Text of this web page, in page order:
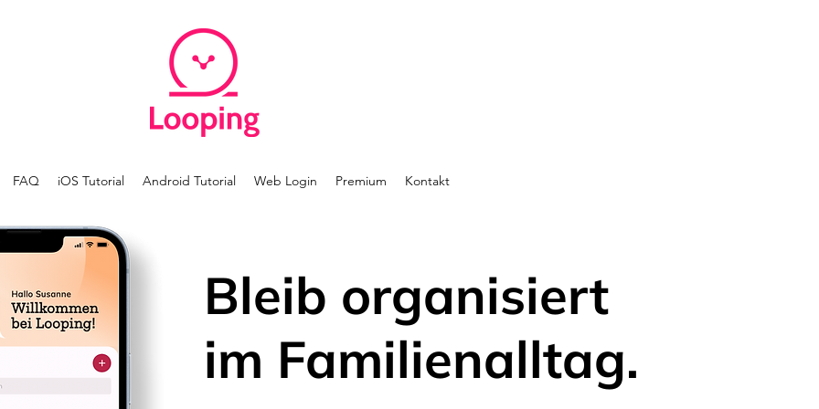
FAQ iOS Tutorial Android Tutorial Web Login Premium Kontakt
Bleib organisiert
im Familienalltag.